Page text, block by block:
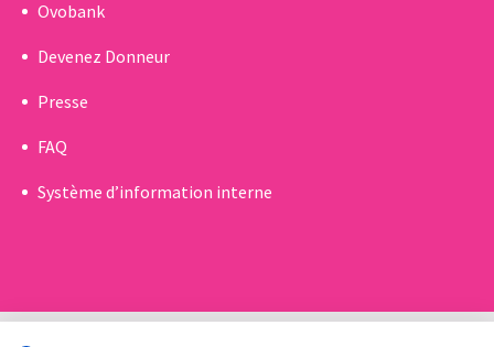
Ovobank
Devenez Donneur
Presse
FAQ
Système d’information interne